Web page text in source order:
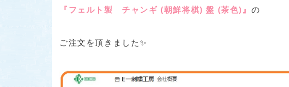
『フェルト製 チャンギ (朝鮮将棋) 盤 (茶色)』 の
ご注文を頂きました✨